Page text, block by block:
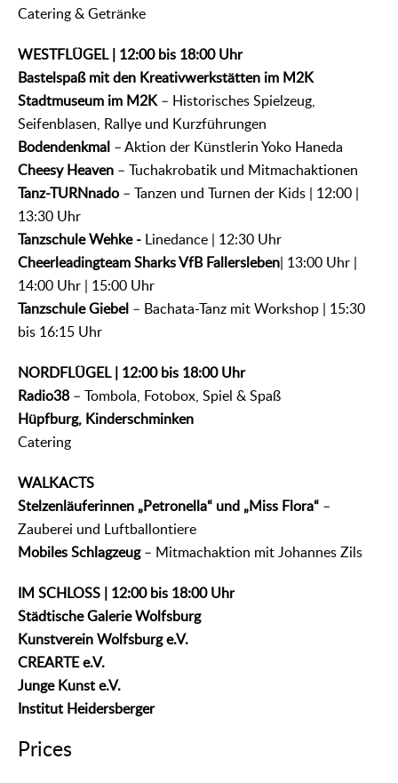
Catering & Getränke
WESTFLÜGEL | 12:00 bis 18:00 Uhr
Bastelspaß mit den Kreativwerkstätten im M2K
Stadtmuseum im M2K – Historisches Spielzeug,
Seifenblasen, Rallye und Kurzführungen
Bodendenkmal – Aktion der Künstlerin Yoko Haneda
Cheesy Heaven – Tuchakrobatik und Mitmachaktionen
Tanz-TURNnado – Tanzen und Turnen der Kids | 12:00 |
13:30 Uhr
Tanzschule Wehke - Linedance | 12:30 Uhr
Cheerleadingteam Sharks VfB Fallersleben | 13:00 Uhr |
14:00 Uhr | 15:00 Uhr
Tanzschule Giebel – Bachata-Tanz mit Workshop | 15:30
bis 16:15 Uhr
NORDFLÜGEL | 12:00 bis 18:00 Uhr
Radio38 – Tombola, Fotobox, Spiel & Spaß
Hüpfburg, Kinderschminken
Catering
WALKACTS
Stelzenläuferinnen „Petronella“ und „Miss Flora“ –
Zauberei und Luftballontiere
Mobiles Schlagzeug– Mitmachaktion mit Johannes Zils
IM SCHLOSS | 12:00 bis 18:00 Uhr
Städtische Galerie Wolfsburg
Kunstverein Wolfsburg e.V.
CREARTE e.V.
Junge Kunst e.V.
Institut Heidersberger
Prices